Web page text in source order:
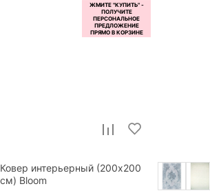
Ковер интерьерный (200x200
см) Bloom